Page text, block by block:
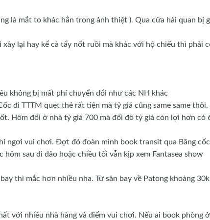
là mắt to khác hẳn trong ảnh thiệt ). Qua cửa hải quan bị
lại hay kể cả tẩy nốt ruồi mà khác với hộ chiếu thì phải
không bị mất phí chuyển đổi như các NH khác
đi TTTM quẹt thẻ rất tiện mà tỷ giá cũng same same thôi.
Hôm đổi ở nhà tỷ giá 700 mà đổi đô tỷ giá còn lợi hơn có
ngơi vui chơi. Đợt đó đoàn mình book transit qua Băng
sau đi đảo hoặc chiều tối vẫn kịp xem Fantasea show
thì mắc hơn nhiều nha. Từ sân bay về Patong khoảng
với nhiều nhà hàng và điểm vui chơi. Nếu ai book phòng ở